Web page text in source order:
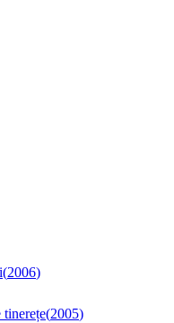
(2006)
tinerețe(2005)